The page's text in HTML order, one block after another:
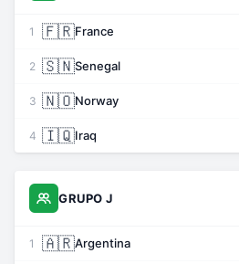
1 🇫🇷France
2 🇸🇳Senegal
3 🇳🇴Norway
4 🇮🇶Iraq
GRUPO J
1 🇦🇷Argentina